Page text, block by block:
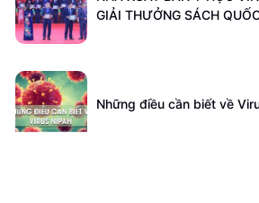
GIẢI THƯỞNG SÁCH
Những điều cần biết về